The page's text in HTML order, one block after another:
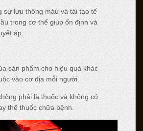
sự lưu thông máu và tái tạo tế
trong cơ thể giúp ổn định và
áp.
sản phẩm cho hiệu quả khác
vào cơ địa mỗi người.
phải là thuốc và không có
thế thuốc chữa bệnh.